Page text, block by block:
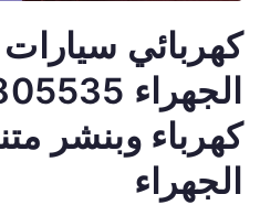
كهربائي
كهرباء وبنشر
الجهراء